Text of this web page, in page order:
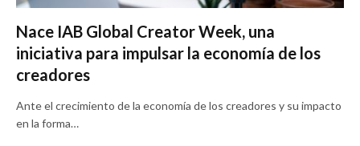
Nace IAB Global Creator Week, una
iniciativa para impulsar la economía de los
creadores
Ante el crecimiento de la economía de los creadores y su impacto
en la forma…